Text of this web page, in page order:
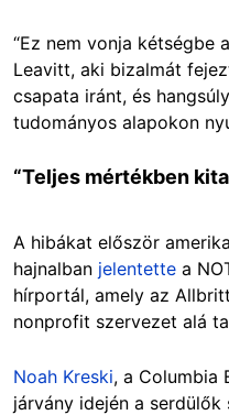
“Ez nem vonja kétségbe
Leavitt, aki bizalmát
csapata iránt, és
tudományos alapokon
“Teljes mértékben
A hibákat először
hajnalban jelentette a
hírportál, amely az
nonprofit szervezet alá
Noah Kreski, a Columbia
járvány idején a serdülők